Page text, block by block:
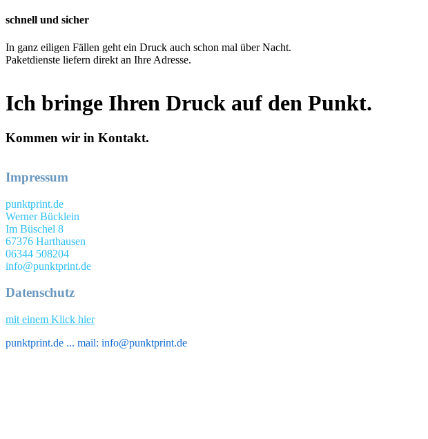
schnell und sicher
In ganz eiligen Fällen geht ein Druck auch schon mal über Nacht.
Paketdienste liefern direkt an Ihre Adresse.
Ich bringe Ihren Druck auf den Punkt.
Kommen wir in Kontakt.
Impressum
punktprint.de
Werner Bücklein
Im Büschel 8
67376 Harthausen
06344 508204
info@punktprint.de
Datenschutz
mit einem Klick hier
punktprint.de ... mail: info@punktprint.de